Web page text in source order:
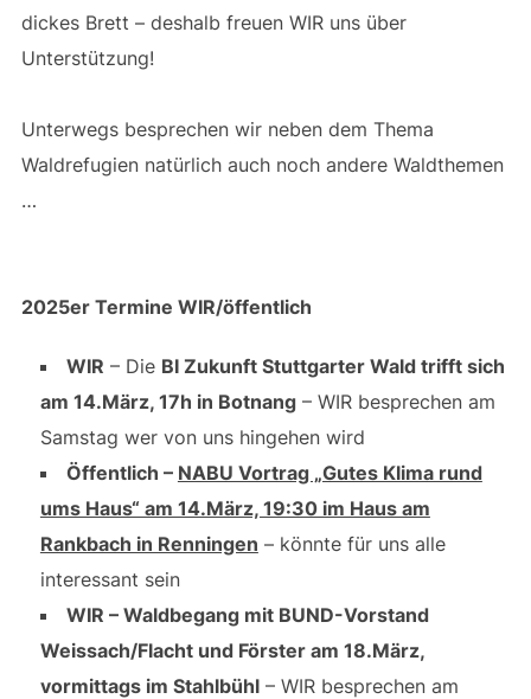
dickes Brett – deshalb freuen WIR uns über
Unterstützung!
Unterwegs besprechen wir neben dem Thema
Waldrefugien natürlich auch noch andere Waldthemen
…
2025er Termine WIR/öffentlich
WIR – Die BI Zukunft Stuttgarter Wald trifft sich
am 14.März, 17h in Botnang– WIR besprechen am
Samstag wer von uns hingehen wird
Öffentlich – NABU Vortrag „Gutes Klima rund
ums Haus“ am 14.März, 19:30 im Haus am
Rankbach in Renningen – könnte für uns alle
interessant sein
WIR – Waldbegang mit BUND-Vorstand
Weissach/Flacht und Förster am 18.März,
vormittags im Stahlbühl– WIR besprechen am